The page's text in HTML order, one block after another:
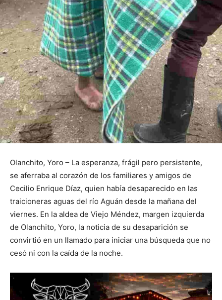
Olanchito, Yoro – La esperanza, frágil pero persistente,
se aferraba al corazón de los familiares y amigos de
Cecilio Enrique Díaz, quien había desaparecido en las
traicioneras aguas del río Aguán desde la mañana del
viernes. En la aldea de Viejo Méndez, margen izquierda
de Olanchito, Yoro, la noticia de su desaparición se
convirtió en un llamado para iniciar una búsqueda que no
cesó ni con la caída de la noche.